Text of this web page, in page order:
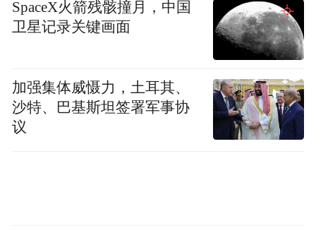
SpaceX火箭残骸撞月，中国
卫星记录关键画面
加强集体威慑力，土耳其、
沙特、巴基斯坦签署军事协
议